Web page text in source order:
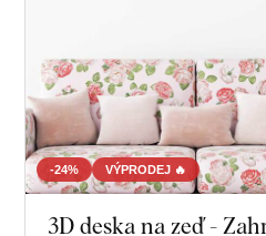
-24% VÝPRODEJ 🔥
3D deska na zeď -